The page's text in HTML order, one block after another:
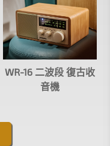
WR-16 二波段 復古收
音機